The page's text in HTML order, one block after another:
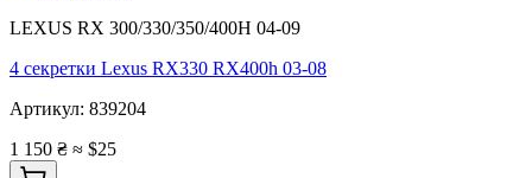
LEXUS RX 300/330/350/400H 04-09
4 секретки Lexus RX330 RX400h 03-08
Артикул: 839204
1 150 ₴ ≈ $25